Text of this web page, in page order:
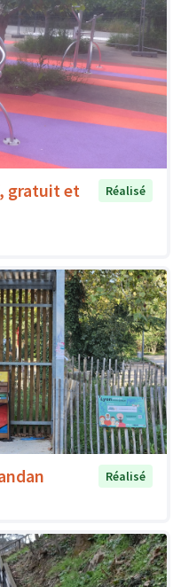
gratuit et
Réalisé
Réalisé